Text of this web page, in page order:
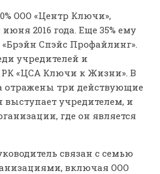
ООО «Центр Ключи»,
2016 года. Еще 35% ему
Спэйс Профайлинг».
учредителей и
РК «ЦСА Ключи к Жизни». В
отражены три действующие
выступает учредителем, и
где он является
связан с семью
включая ООО